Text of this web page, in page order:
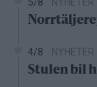
4/8 NYHETER
Stulen bil